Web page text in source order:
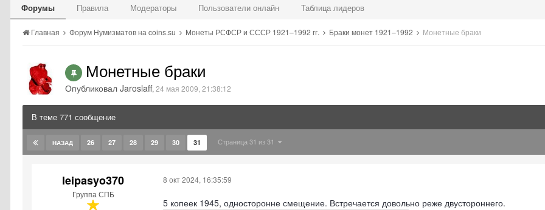
Форумы Правила Модераторы Пользователи онлайн Таблица лидеров
Главная Форум Нумизматов на coins.su Монеты РСФСР и СССР 1921–1992 гг. Браки монет 1921–1992 Монетные браки
Монетные браки
Опубликовал Jaroslaff, 24 мая 2009, 21:38:12
В теме 771 сообщение
НАЗАД 26 27 28 29 30 31 Страница 31 из 31
leipasyo370
Группа СПБ
8 окт 2024, 16:35:59
5 копеек 1945, односторонне смещение. Встречается довольно реже двустороннего.